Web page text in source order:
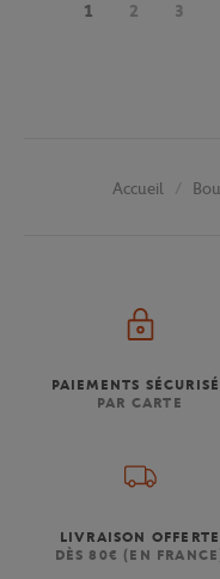
1 2 3
Accueil
PAIEMENTS
PAR CARTE
LIVRAISON OFFERTE
DÈS 80€ (EN